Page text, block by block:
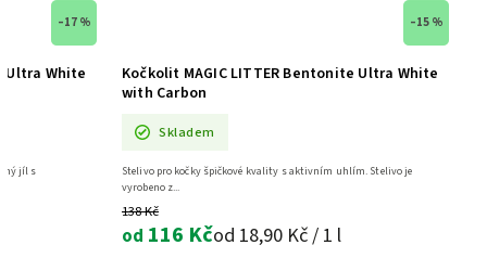
–17 %
Ultra White
jíl s
–15 %
Kočkolit MAGIC LITTER Bentonite Ultra White
with Carbon
Skladem
138 Kč
od 116 Kčod 18,90 Kč / 1 l
Stelivo pro kočky špičkové kvality s aktivním uhlím. Stelivo je
vyrobeno z...